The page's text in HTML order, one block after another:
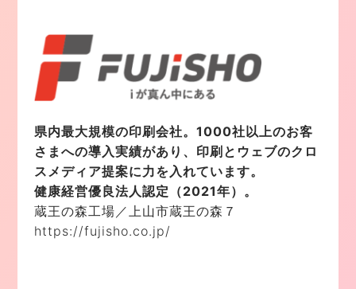
県内最大規模の印刷会社。1000社以上のお客
さまへの導入実績があり、印刷とウェブのクロ
スメディア提案に力を入れています。
健康経営優良法人認定（2021年）。
蔵王の森工場／上山市蔵王の森７
https://fujisho.co.jp/